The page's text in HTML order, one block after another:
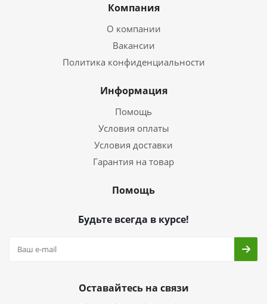
Компания
О компании
Вакансии
Политика конфиденциальности
Информация
Помощь
Условия оплаты
Условия доставки
Гарантия на товар
Помощь
Будьте всегда в курсе!
Оставайтесь на связи